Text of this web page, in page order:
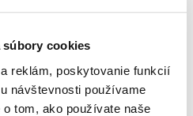
cookies
reklám, poskytovanie funkcií
návštevnosti používame
tom, ako používate naše